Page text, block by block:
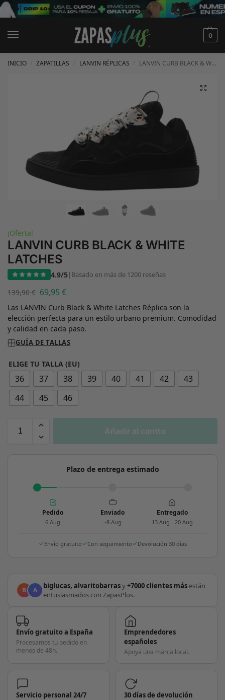
0
INICIO ZAPATILLAS LANVIN RÉPLICAS LANVIN CURB BLACK & WHITE LATCHES
¡Oferta!
LANVIN CURB BLACK & WHITE
LATCHES
4.9/5| Basado en más de 1200 reseñas
139,90€ 69,95 €
Las LANVIN Curb Black & White Latches Réplica son la
elección perfecta para un estilo urbano premium. Comodidad
y calidad en cada paso.
GUÍA DE TALLAS
ELIGE TU TALLA (EU)
36 37 38 39 40 41 42
43
44
45 46
Añadir al carrito
Plazo de entrega estimado
Pedido
6 Aug
Enviado
~8 Aug
Entregado
13 Aug - 20 Aug
Envío gratuito Con seguimiento Devolución 30 días
B A biglucas, alvaritobarrasy+7000 clientes más están
entusiasmados con ZapasPlus.
Envío gratuito a España
Procesamos tu pedido en
menos de 48h.
Emprendedores
españoles
Apoya una marca local.
Servicio personal 24/7 30 días de devolución